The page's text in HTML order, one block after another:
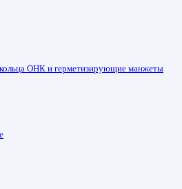
ОНК и герметизирующие манжеты